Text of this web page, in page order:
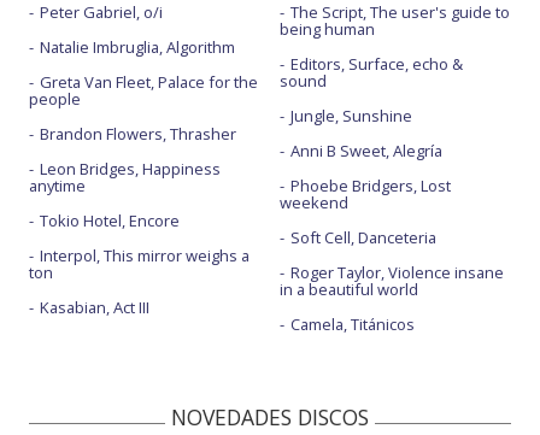
Peter Gabriel, o/i
Natalie Imbruglia, Algorithm
Greta Van Fleet, Palace for the
people
Brandon Flowers, Thrasher
Leon Bridges, Happiness
anytime
Tokio Hotel, Encore
Interpol, This mirror weighs a
ton
Kasabian, Act III
The Script, The user's guide to
being human
Editors, Surface, echo &
sound
Jungle, Sunshine
Anni B Sweet, Alegría
Phoebe Bridgers, Lost
weekend
Soft Cell, Danceteria
Roger Taylor, Violence insane
in a beautiful world
Camela, Titánicos
NOVEDADES DISCOS